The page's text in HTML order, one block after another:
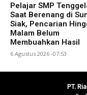
Pelajar SMP
Saat Berenang di
Siak, Pencarian
Malam Belum
Membuahkan Hasil
6 Agustus 2026 -07:53
PT.